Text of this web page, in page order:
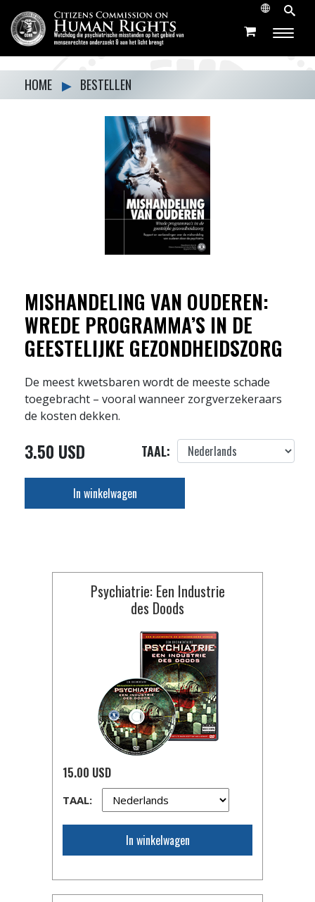
HOME ▶ BESTELLEN
MISHANDELING VAN OUDEREN:
WREDE PROGRAMMA’S IN DE
GEESTELIJKE GEZONDHEIDSZORG
De meest kwetsbaren wordt de meeste schade
toegebracht – vooral wanneer zorgverzekeraars
de kosten dekken.
3.50 USD TAAL:
In winkelwagen
Psychiatrie: Een Industrie
des Doods
15.00 USD
TAAL:
In winkelwagen